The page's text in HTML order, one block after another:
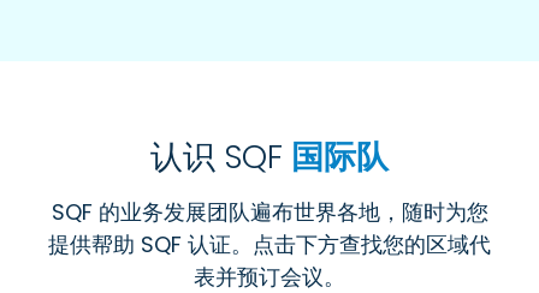
认识 SQF 国际队
SQF 的业务发展团队遍布世界各地，随时为您
提供帮助 SQF 认证。点击下方查找您的区域代
表并预订会议。